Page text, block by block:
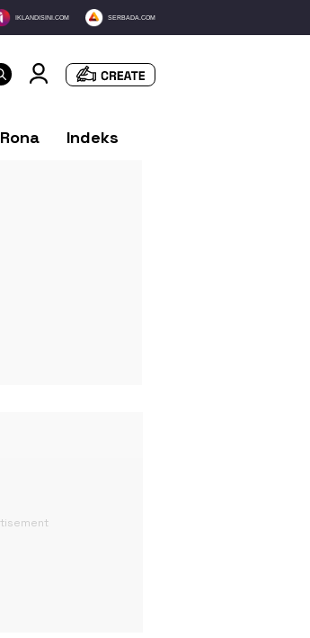
IKLANDISINI.COM SERBADA.COM
Rona Indeks